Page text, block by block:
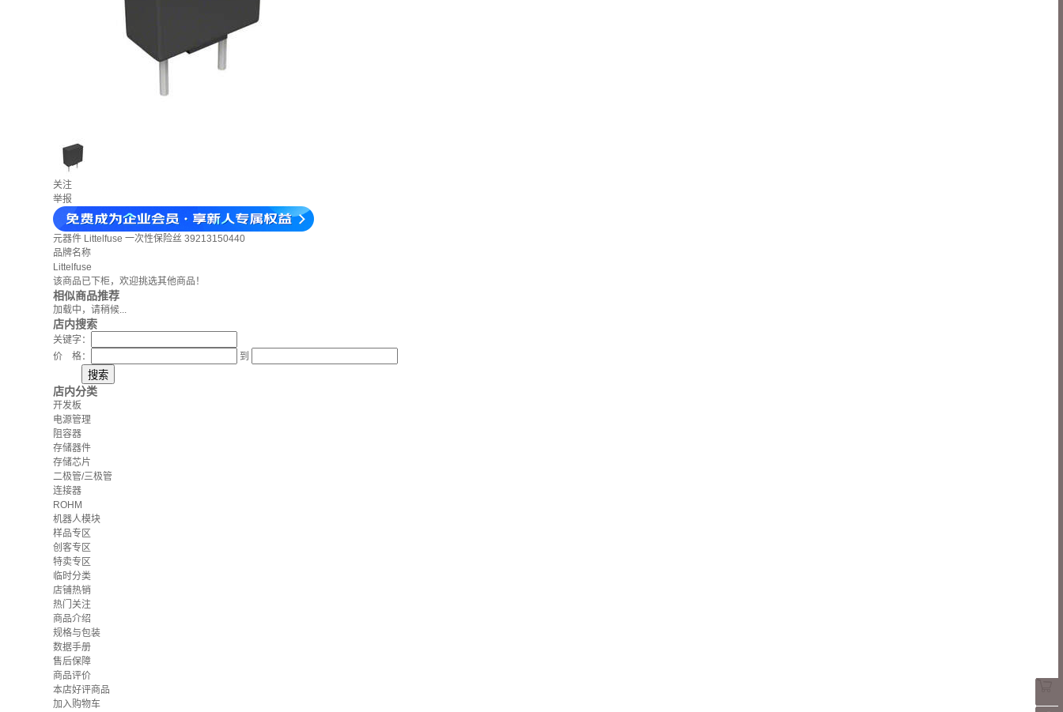
关注
举报
元器件 Littelfuse 一次性保险丝 39213150440
品牌名称
Littelfuse
该商品已下柜，欢迎挑选其他商品！
相似商品推荐
加载中，请稍候...
店内搜索
关键字：
价 格：
到
店内分类
开发板
电源管理
阻容器
存储器件
存储芯片
二极管/三极管
连接器
ROHM
机器人模块
样品专区
创客专区
特卖专区
临时分类
店铺热销
热门关注
商品介绍
规格与包装
数据手册
售后保障
商品评价
本店好评商品
加入购物车